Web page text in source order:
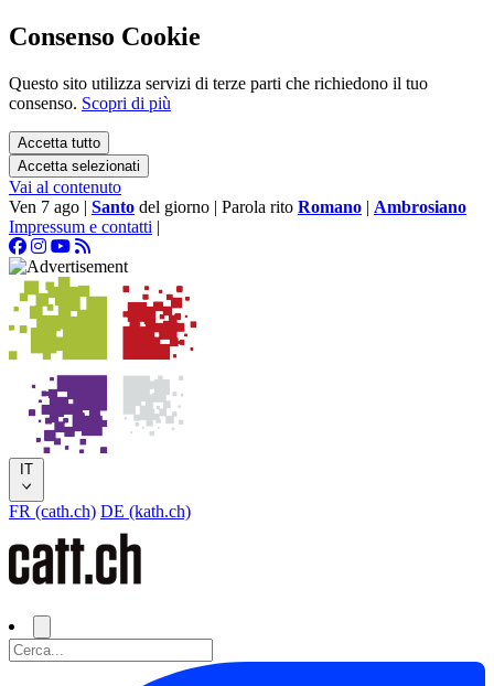
Consenso Cookie
Questo sito utilizza servizi di terze parti che richiedono il tuo
consenso. Scopri di più
Accetta tutto
Accetta selezionati
Vai al contenuto
Ven 7 ago | Santo del giorno | Parola rito Romano | Ambrosiano
Impressum e contatti |
IT
FR (cath.ch) DE (kath.ch)